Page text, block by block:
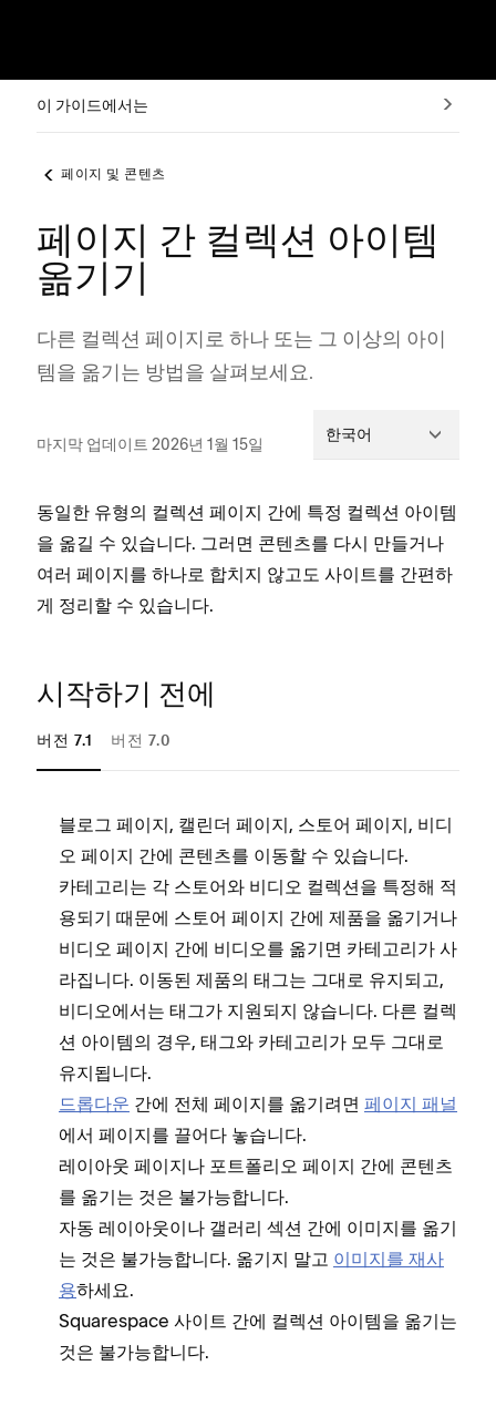
이 가이드에서는
페이지 및 콘텐츠
페이지 간 컬렉션 아이템
옮기기
다른 컬렉션 페이지로 하나 또는 그 이상의 아이
템을 옮기는 방법을 살펴보세요.
마지막 업데이트 2026년 1월 15일 한국어
동일한 유형의 컬렉션 페이지 간에 특정 컬렉션 아이템
을 옮길 수 있습니다. 그러면 콘텐츠를 다시 만들거나
여러 페이지를 하나로 합치지 않고도 사이트를 간편하
게 정리할 수 있습니다.
시작하기 전에
버전 7.1 버전 7.0
블로그 페이지, 캘린더 페이지, 스토어 페이지, 비디
오 페이지 간에 콘텐츠를 이동할 수 있습니다.
카테고리는 각 스토어와 비디오 컬렉션을 특정해 적
용되기 때문에 스토어 페이지 간에 제품을 옮기거나
비디오 페이지 간에 비디오를 옮기면 카테고리가 사
라집니다. 이동된 제품의 태그는 그대로 유지되고,
비디오에서는 태그가 지원되지 않습니다. 다른 컬렉
션 아이템의 경우, 태그와 카테고리가 모두 그대로
유지됩니다.
드롭다운 간에 전체 페이지를 옮기려면 페이지 패널
에서 페이지를 끌어다 놓습니다.
레이아웃 페이지나 포트폴리오 페이지 간에 콘텐츠
를 옮기는 것은 불가능합니다.
자동 레이아웃이나 갤러리 섹션 간에 이미지를 옮기
는 것은 불가능합니다. 옮기지 말고 이미지를 재사
용하세요.
Squarespace 사이트 간에 컬렉션 아이템을 옮기는
것은 불가능합니다.